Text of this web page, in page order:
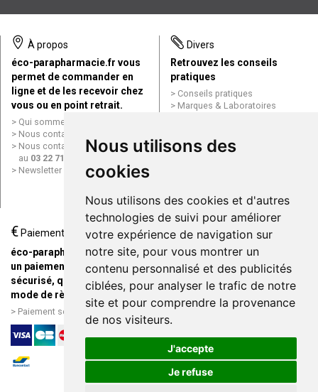
Nous utilisons des
cookies
Nous utilisons des cookies et d'autres
technologies de suivi pour améliorer
votre expérience de navigation sur
notre site, pour vous montrer un
contenu personnalisé et des publicités
ciblées, pour analyser le trafic de notre
site et pour comprendre la provenance
de nos visiteurs.
J'accepte
Je refuse
À propos
éco-parapharmacie.fr vous
permet de commander en
ligne et de les recevoir chez
vous ou en point retrait.
Qui sommes nous ?
Nous contacter par e-mail
Nous contacter par téléphone
au 03 22 71 64 10
Newsletter
Divers
Retrouvez les conseils
pratiques
Conseils pratiques
Marques & Laboratoires
Mentions légales
Données personnelles
ligne
€ Paiement
éco-parapharmacie.fr offre
un paiement entièrement
sécurisé, quel que soit le
mode de règlement
Paiement sécurisé et simple
Livraison / Point retrait
Commandez en ligne et
recevez votre commande
rapidement chez vous ou en
point retrait
Livraison chez vous ou en